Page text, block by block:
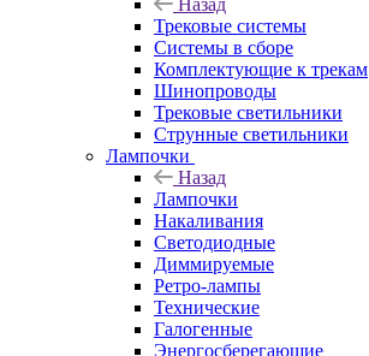
Назад
Трековые системы
Системы в сборе
Комплектующие к трекам
Шинопроводы
Трековые светильники
Струнные светильники
Лампочки
Назад
Лампочки
Накаливания
Светодиодные
Диммируемые
Ретро-лампы
Технические
Галогенные
Энергосберегающие